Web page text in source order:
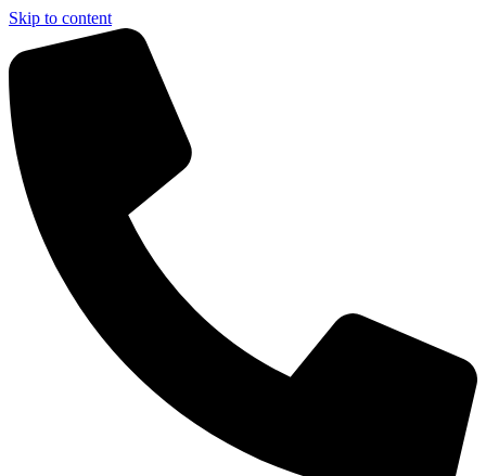
Skip to content